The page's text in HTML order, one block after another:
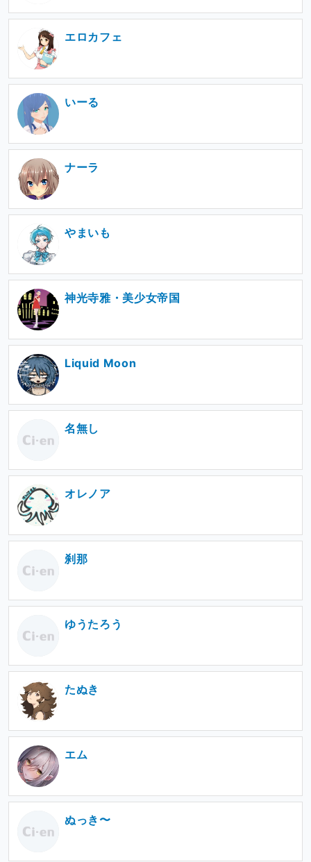
エロカフェ
いーる
ナーラ
やまいも
神光寺雅・美少女帝国
Liquid Moon
名無し
オレノア
刹那
ゆうたろう
たぬき
エム
ぬっき〜